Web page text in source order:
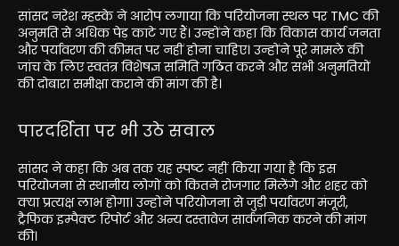
सांसद नरेश म्हस्के ने आरोप लगाया कि परियोजना स्थल पर TMC की
अनुमति से अधिक पेड़ काटे गए हैं। उन्होंने कहा कि विकास कार्य जनता
और पर्यावरण की कीमत पर नहीं होना चाहिए। उन्होंने पूरे मामले की
जांच के लिए स्वतंत्र विशेषज्ञ समिति गठित करने और सभी अनुमतियों
की दोबारा समीक्षा कराने की मांग की है।
पारदर्शिता पर भी उठे सवाल
सांसद ने कहा कि अब तक यह स्पष्ट नहीं किया गया है कि इस
परियोजना से स्थानीय लोगों को कितने रोजगार मिलेंगे और शहर को
क्या प्रत्यक्ष लाभ होगा। उन्होंने परियोजना से जुड़ी पर्यावरण मंजूरी,
ट्रैफिक इम्पैक्ट रिपोर्ट और अन्य दस्तावेज सार्वजनिक करने की मांग
की।